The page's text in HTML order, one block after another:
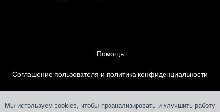
Мы используем cookies, чтобы проанализировать и улучшить работу
Помощь
Соглашение пользователя и политика конфиденциальности